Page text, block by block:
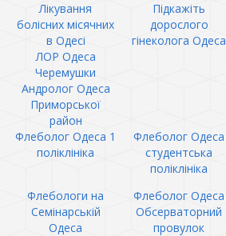
Лікування
болісних місячних
в Одесі
Підкажіть
дорослого
гінеколога Одеса
ЛОР Одеса
Черемушки
Андролог Одеса
Приморської
район
Флеболог Одеса 1
поліклініка
Флеболог Одеса
студентська
поліклініка
Флебологи на
Семінарській
Одеса
Флеболог Одеса
Обсерваторний
провулок